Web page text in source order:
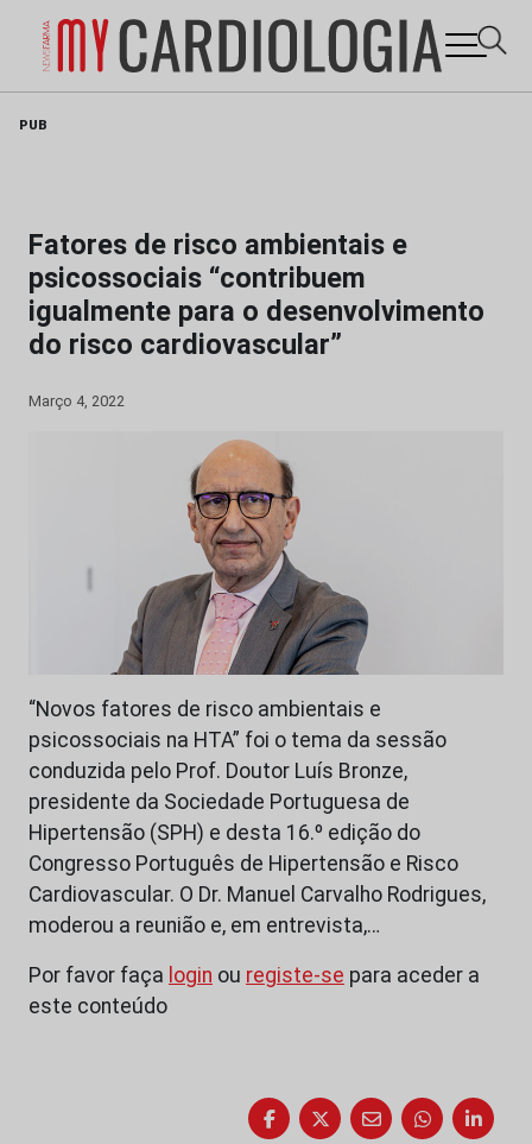
PUB
Fatores de risco ambientais e
psicossociais “contribuem
igualmente para o desenvolvimento
do risco cardiovascular”
Março 4, 2022
“Novos fatores de risco ambientais e
psicossociais na HTA” foi o tema da sessão
conduzida pelo Prof. Doutor Luís Bronze,
presidente da Sociedade Portuguesa de
Hipertensão (SPH) e desta 16.º edição do
Congresso Português de Hipertensão e Risco
Cardiovascular. O Dr. Manuel Carvalho Rodrigues,
moderou a reunião e, em entrevista,…
Por favor faça login ou registe-se para aceder a
este conteúdo